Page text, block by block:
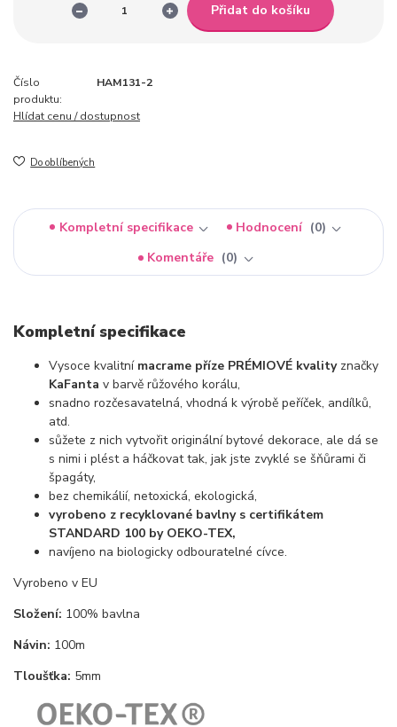
Přidat do košíku
Číslo
produktu:
HAM131-2
Hlídat cenu / dostupnost
Do oblíbených
Kompletní specifikace Hodnocení
0
Komentáře
0
Kompletní specifikace
Vysoce kvalitní macrame příze PRÉMIOVÉ kvalityznačky
KaFanta v barvě růžového korálu,
snadno rozčesavatelná, vhodná k výrobě peříček, andílků,
atd.
sůžete z nich vytvořit originální bytové dekorace, ale dá se
s nimi i plést a háčkovat tak, jak jste zvyklé se šňůrami či
špagáty,
bez chemikálií, netoxická, ekologická,
vyrobeno z recyklované bavlny s certifikátem
STANDARD 100 by OEKO-TEX,
navíjeno na biologicky odbouratelné cívce.
Vyrobeno v EU
Složení: 100% bavlna
Návin: 100m
Tloušťka: 5mm